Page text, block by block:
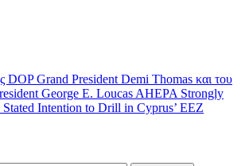
DOP Grand President Demi Thomas και του
George E. Loucas AHEPA Strongly
Stated Intention to Drill in Cyprus’ EEZ